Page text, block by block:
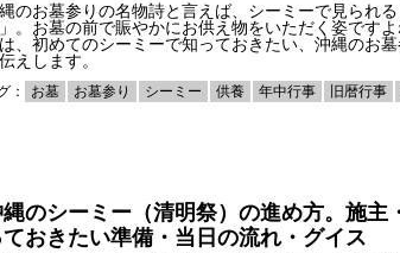
のお墓参りの名物詩と言えば、シーミーで見られ
。お墓の前で賑やかにお供え物をいただく姿です
、初めてのシーミーで知っておきたい、沖縄のお
えします。
： お墓 お墓参り シーミー 供養 年中行事 旧暦行事
のシーミー（清明祭）の進め方。施主
おきたい準備・当日の流れ・グイス